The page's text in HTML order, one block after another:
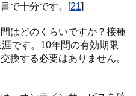
で十分です。[21]
はどのくらいですか？接種
です。10年間の有効期限
換する必要はありません。